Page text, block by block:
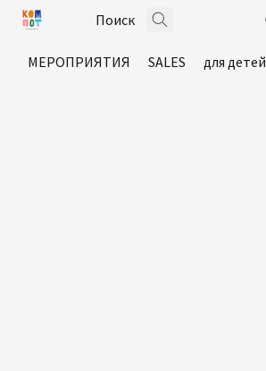
МЕРОПРИЯТИЯ SALES для детей